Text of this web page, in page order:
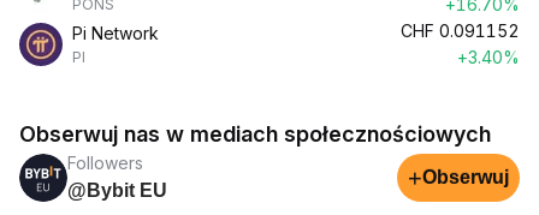
PONS
+16.70%
Pi Network
PI
CHF 0.091152
+3.40%
Obserwuj nas w mediach społecznościowych
Followers
@Bybit EU
+Obserwuj